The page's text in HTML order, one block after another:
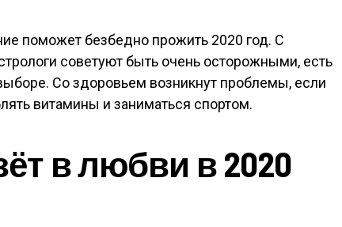
поможет безбедно прожить 2020 год. С
советуют быть очень осторожными, есть
Со здоровьем возникнут проблемы, если
витамины и заниматься спортом.
в любви в 2020